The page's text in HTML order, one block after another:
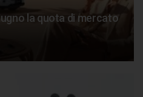
la quota di mercato